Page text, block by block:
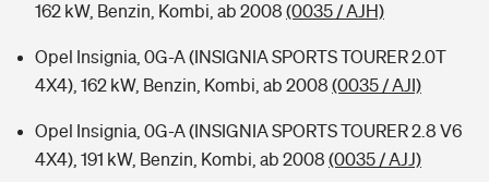
162 kW, Benzin, Kombi, ab 2008 (0035 / AJH)
Opel Insignia, 0G-A (INSIGNIA SPORTS TOURER 2.0T
4X4), 162 kW, Benzin, Kombi, ab 2008 (0035 / AJI)
Opel Insignia, 0G-A (INSIGNIA SPORTS TOURER 2.8 V6
4X4), 191 kW, Benzin, Kombi, ab 2008 (0035 / AJJ)